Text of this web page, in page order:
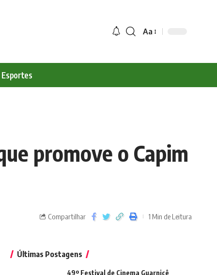
Aa
Esportes
promove o Capim
Compartilhar 1 Min de Leitura
Últimas Postagens
49º Festival de Cinema Guarnicê